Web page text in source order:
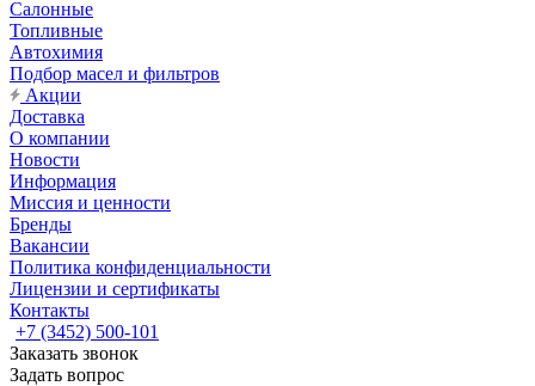
Салонные
Топливные
Автохимия
Подбор масел и фильтров
Акции
Доставка
О компании
Новости
Информация
Миссия и ценности
Бренды
Вакансии
Политика конфиденциальности
Лицензии и сертификаты
Контакты
+7 (3452) 500-101
Заказать звонок
Задать вопрос